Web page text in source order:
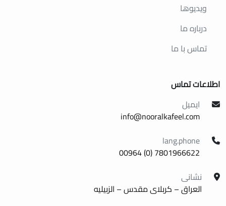
ویدیوها
درباره ما
تماس با ما
اطلاعات تماس
ایمیل
info@nooralkafeel.com
lang.phone
7801966622 (0) 00964
نشانی
العراق – کربلای مقدس – الزبیلیه